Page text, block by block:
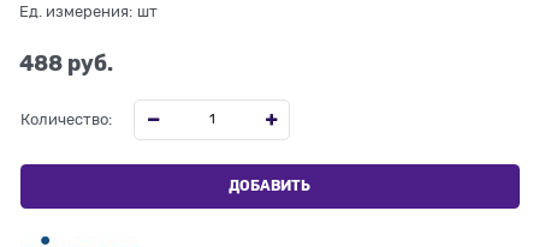
Ед. измерения: шт
488 руб.
Количество:
ДОБАВИТЬ